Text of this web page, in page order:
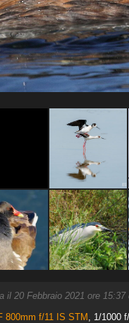
il 20 Febbraio 2021 ore 15:37
800mm f/11 IS STM , 1/1000